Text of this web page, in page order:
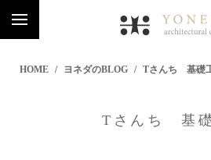
HOME ヨネダのBLOG Tさんち 基礎
Tさんち 基